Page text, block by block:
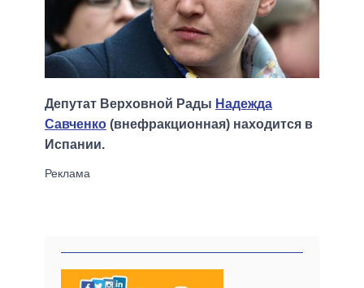
Депутат Верховной Рады Надежда
Савченко (внефракционная) находится в
Испании.